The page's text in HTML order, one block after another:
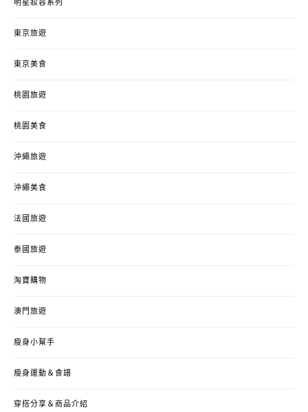
明星妝容系列
東京旅遊
東京美食
桃園旅遊
桃園美食
沖繩旅遊
沖繩美食
法國旅遊
泰國旅遊
淘寶購物
澳門旅遊
瘦身小幫手
瘦身運動＆食譜
穿搭分享＆商品介紹